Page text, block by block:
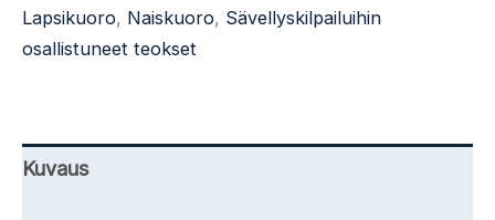
Mari
Lapsikuoro, Naiskuoro, Sävellyskilpailuihin
osallistuneet teokset
Kuvaus